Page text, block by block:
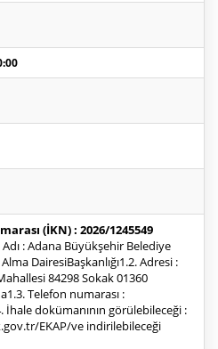
(İKN) : 2026/1245549
Adı : Adana Büyükşehir Belediye
Alma DairesiBaşkanlığı1.2. Adresi :
84298 Sokak 01360
Telefon numarası :
İhale dokümanının görülebileceği :
EKAP/ve indirilebileceği